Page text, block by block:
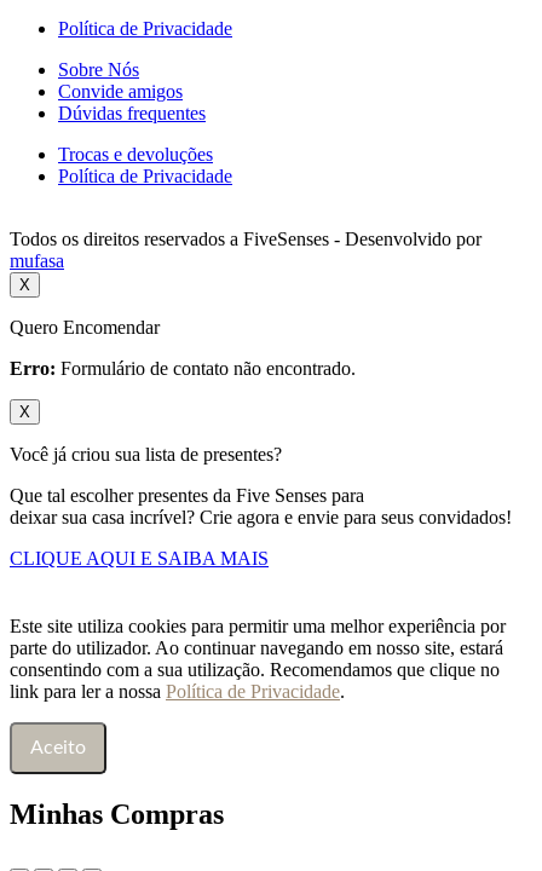
Política de Privacidade
Sobre Nós
Convide amigos
Dúvidas frequentes
Trocas e devoluções
Política de Privacidade
Todos os direitos reservados a FiveSenses - Desenvolvido por
mufasa
X
Quero Encomendar
Erro: Formulário de contato não encontrado.
X
Você já criou sua lista de presentes?
Que tal escolher presentes da Five Senses para
deixar sua casa incrível? Crie agora e envie para seus convidados!
CLIQUE AQUI E SAIBA MAIS
Este site utiliza cookies para permitir uma melhor experiência por
parte do utilizador. Ao continuar navegando em nosso site, estará
consentindo com a sua utilização. Recomendamos que clique no
link para ler a nossa Política de Privacidade.
Aceito
Minhas Compras